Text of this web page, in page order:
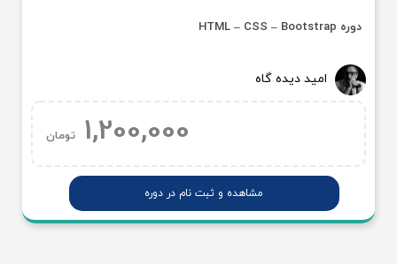
دوره HTML – CSS – Bootstrap
امید دیده گاه
1,200,000 تومان
مشاهده و ثبت نام در دوره